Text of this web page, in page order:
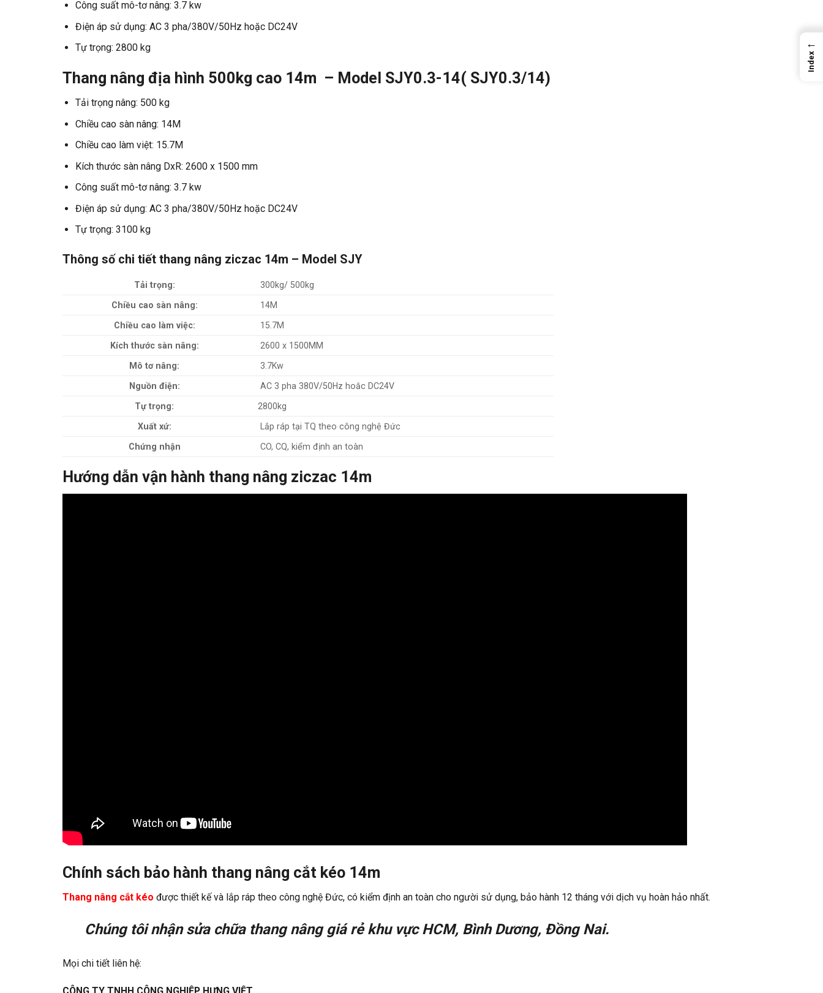
Công suất mô-tơ nâng: 3.7 kw
Điện áp sử dụng: AC 3 pha/380V/50Hz hoặc DC24V
Tự trọng: 2800 kg
Thang nâng địa hình 500kg cao 14m – Model SJY0.3-14( SJY0.3/14)
Tải trọng nâng: 500 kg
Chiều cao sàn nâng: 14M
Chiều cao làm việt: 15.7M
Kích thước sàn nâng DxR: 2600 x 1500 mm
Công suất mô-tơ nâng: 3.7 kw
Điện áp sử dụng: AC 3 pha/380V/50Hz hoặc DC24V
Tự trọng: 3100 kg
Thông số chi tiết thang nâng ziczac 14m – Model SJY
Tải trọng: 300kg/ 500kg
Chiều cao sàn nâng: 14M
Chiều cao làm việc: 15.7M
Kích thước sàn nâng: 2600 x 1500MM
Mô tơ nâng: 3.7Kw
Nguồn điện: AC 3 pha 380V/50Hz hoăc DC24V
Tự trọng: 2800kg
Xuất xứ: Lắp ráp tại TQ theo công nghệ Đức
Chứng nhận CO, CQ, kiểm định an toàn
Hướng dẫn vận hành thang nâng ziczac 14m
Chính sách bảo hành thang nâng cắt kéo 14m
Thang nâng cắt kéo được thiết kế và lắp ráp theo công nghệ Đức, có kiểm định an toàn cho người sử dụng, bảo hành 12 tháng với dịch vụ hoàn hảo nhất.
Chúng tôi nhậnsửa chữa thang nâng giá rẻkhu vực HCM, Bình Dương, Đồng Nai.
Mọi chi tiết liên hệ:
←
Index